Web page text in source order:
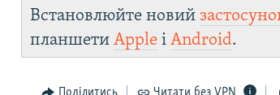
Встановлюйте новий
планшетиApple іAndroid.
Поділитись Читати без VPN